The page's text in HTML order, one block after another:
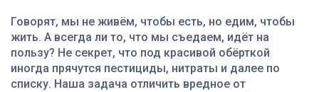
Говорят, мы не живём, чтобы есть, но едим, чтобы
жить. А всегда ли то, что мы съедаем, идёт на
пользу? Не секрет, что под красивой обёрткой
иногда прячутся пестициды, нитраты и далее по
списку. Наша задача отличить вредное от